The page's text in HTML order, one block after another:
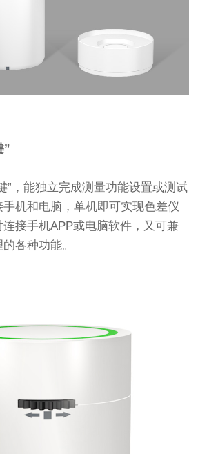
”
”，能独立完成测量功能设置或测试
机和电脑，单机即可实现色差仪
接手机APP或电脑软件，又可兼
各种功能。